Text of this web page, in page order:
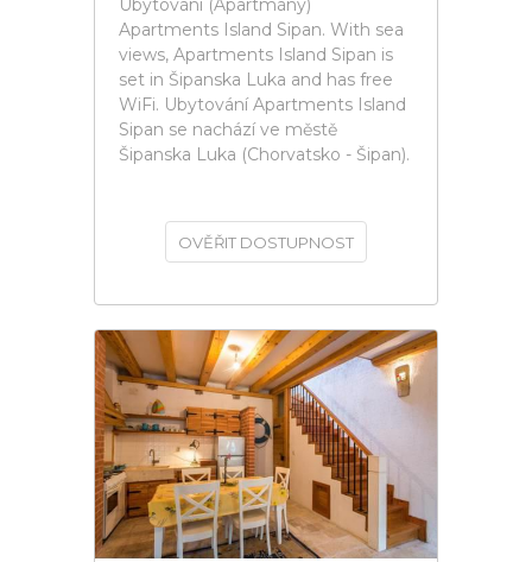
Ubytování (Apartmány)
Apartments Island Sipan. With sea
views, Apartments Island Sipan is
set in Šipanska Luka and has free
WiFi. Ubytování Apartments Island
Sipan se nachází ve městě
Šipanska Luka (Chorvatsko - Šipan).
OVĚŘIT DOSTUPNOST